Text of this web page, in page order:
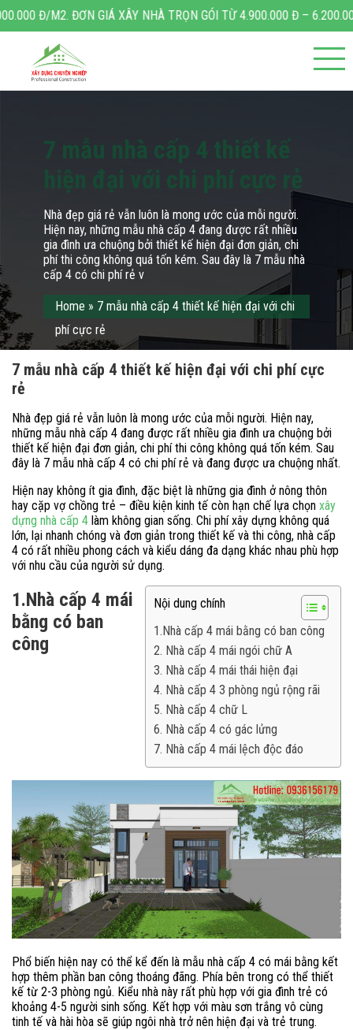
NHÀ TRỌN GÓI TỪ 4.900.000 Đ – 6.200.000 Đ/M2.
7 mẫu nhà cấp 4 thiết kế
hiện đại với chi phí cực rẻ
Nhà đẹp giá rẻ vẫn luôn là mong ước của mỗi người.
Hiện nay, những mẫu nhà cấp 4 đang được rất nhiều
gia đình ưa chuộng bởi thiết kế hiện đại đơn giản, chi
phí thi công không quá tốn kém. Sau đây là 7 mẫu nhà
cấp 4 có chi phí rẻ v
Home » 7 mẫu nhà cấp 4 thiết kế hiện đại với chi
phí cực rẻ
7 mẫu nhà cấp 4 thiết kế hiện đại với chi phí cực
rẻ
Nhà đẹp giá rẻ vẫn luôn là mong ước của mỗi người. Hiện nay,
những mẫu nhà cấp 4 đang được rất nhiều gia đình ưa chuộng bởi
thiết kế hiện đại đơn giản, chi phí thi công không quá tốn kém. Sau
đây là 7 mẫu nhà cấp 4 có chi phí rẻ và đang được ưa chuộng nhất.
Hiện nay không ít gia đình, đặc biệt là những gia đình ở nông thôn
hay cặp vợ chồng trẻ – điều kiện kinh tế còn hạn chế lựa chọn xây
dựng nhà cấp 4 làm không gian sống. Chi phí xây dựng không quá
lớn, lại nhanh chóng và đơn giản trong thiết kế và thi công, nhà cấp
4 có rất nhiều phong cách và kiểu dáng đa dạng khác nhau phù hợp
với nhu cầu của người sử dụng.
Nội dung chính
1.Nhà cấp 4 mái bằng có ban công
2. Nhà cấp 4 mái ngói chữ A
3. Nhà cấp 4 mái thái hiện đại
4. Nhà cấp 4 3 phòng ngủ rộng rãi
5. Nhà cấp 4 chữ L
6. Nhà cấp 4 có gác lửng
7. Nhà cấp 4 mái lệch độc đáo
1.Nhà cấp 4 mái
bằng có ban
công
Phổ biến hiện nay có thể kể đến là mẫu nhà cấp 4 có mái bằng kết
hợp thêm phần ban công thoáng đãng. Phía bên trong có thể thiết
kế từ 2-3 phòng ngủ. Kiểu nhà này rất phù hợp với gia đình trẻ có
khoảng 4-5 người sinh sống. Kết hợp với màu sơn trắng vô cùng
tinh tế và hài hòa sẽ giúp ngôi nhà trở nên hiện đại và trẻ trung.